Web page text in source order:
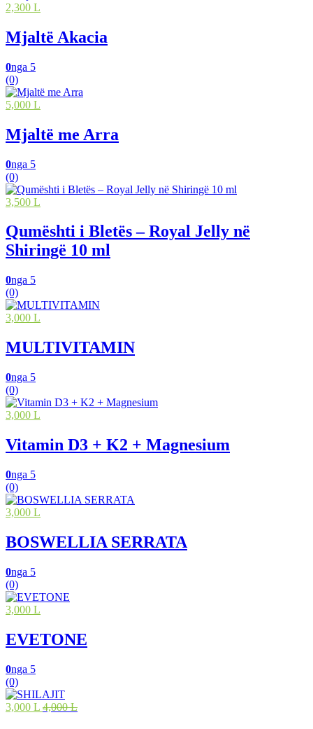
2,300 L
Mjaltë Akacia
0nga 5
(0)
5,000 L
Mjaltë me Arra
0nga 5
(0)
3,500 L
Qumështi i Bletës – Royal Jelly në
Shiringë 10 ml
0nga 5
(0)
3,000 L
MULTIVITAMIN
0nga 5
(0)
3,000 L
Vitamin D3 + K2 + Magnesium
0nga 5
(0)
3,000 L
BOSWELLIA SERRATA
0nga 5
(0)
3,000 L
EVETONE
0nga 5
(0)
3,000 L 4,000 L